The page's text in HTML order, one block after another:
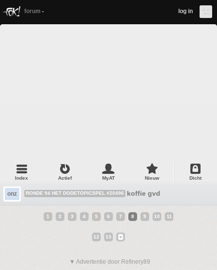
forum log in
Index Actief MyAT Nieuw Dicht
onz RONDE 94 HET DODETOPICSPEL #20496 koffie gvd
1 2 3 4 5 6 7 8 9 10 11
12 13
▼ Advertentie door Refinery89